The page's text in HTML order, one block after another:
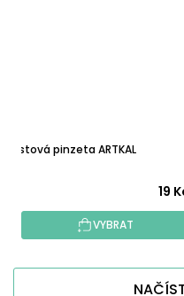
Plastová pinzeta ARTKAL
19
VYBRAT